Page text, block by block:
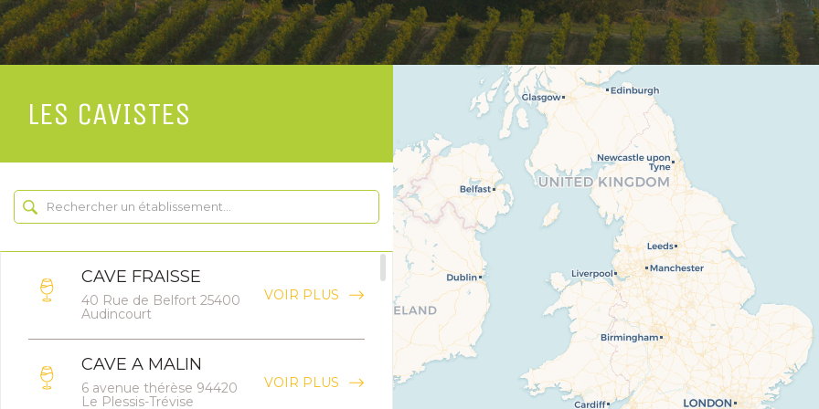
LES CAVISTES
CAVE FRAISSE
40 Rue de Belfort 25400
Audincourt
VOIR PLUS
CAVE A MALIN
6 avenue thérèse 94420
Le Plessis-Trévise
VOIR PLUS